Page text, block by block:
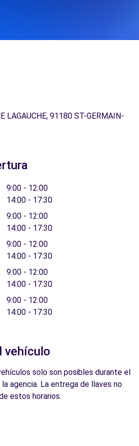
LAGAUCHE, 91180 ST-GERMAIN-
9:00 - 12:00
14:00 - 17:30
9:00 - 12:00
14:00 - 17:30
9:00 - 12:00
14:00 - 17:30
9:00 - 12:00
14:00 - 17:30
9:00 - 12:00
14:00 - 17:30
vehículo
solo son posibles durante el
agencia. La entrega de llaves no
estos horarios.